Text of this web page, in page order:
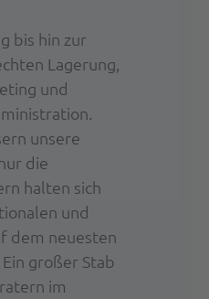
bis hin zur
Lagerung,
und
unsere
die
halten sich
und
dem neuesten
großer Stab
im